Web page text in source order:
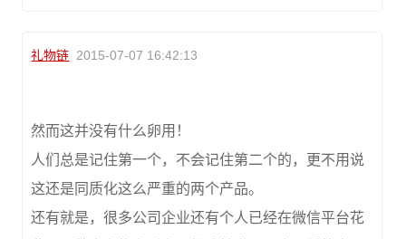
礼物链 2015-07-07 16:42:13
然而这并没有什么卵用！
人们总是记住第一个，不会记住第二个的，更不用说
这还是同质化这么严重的两个产品。
还有就是，很多公司企业还有个人已经在微信平台花